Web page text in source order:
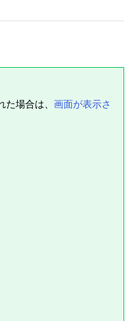
場合は、 画面が表示さ